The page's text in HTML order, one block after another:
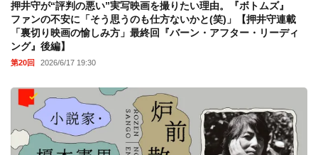
押井守が“評判の悪い”実写映画を撮りたい理由。『ボトムズ』
ファンの不安に「そう思うのも仕方ないかと(笑)」【押井守連載
「裏切り映画の愉しみ方」最終回『バーン・アフター・リーディ
ング』後編】
第20回 2026/6/17 19:30